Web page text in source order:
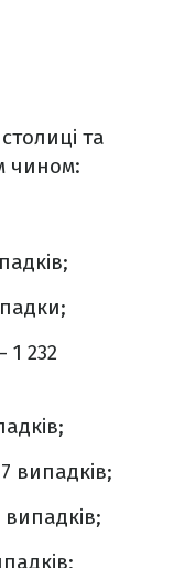
та
чином:
1 232
випадків;